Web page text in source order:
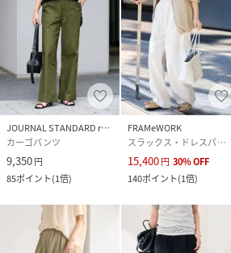
JOURNAL STANDARD relume
カーゴパンツ
9,350円
85ポイント(1倍)
FRAMeWORK
スラックス・ドレスパンツ
15,400円 30%OFF
140ポイント(1倍)